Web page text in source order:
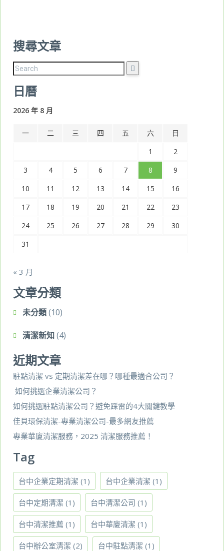
搜尋文章
日曆
2026 年 8 月
一 二 三 四 五 六
日
1
2
3
4 5 6 7 8
9
10
11 12 13 14 15
16
17
18 19 20 21 22
23
24
25 26 27 28 29
30
31
« 3 月
文章分類
未分類(10)
清潔新知(4)
近期文章
駐點清潔 vs 定期清潔差在哪？哪種最適合公司？
如何挑選企業清潔公司？
如何挑選駐點清潔公司？避免踩雷的4大關鍵教學
佳貝環保清潔-專業清潔公司-最多網友推薦
專業華廈清潔服務，2025 清潔服務推薦！
Tag
台中企業定期清潔 (1) 台中企業清潔 (1)
台中定期清潔 (1) 台中清潔公司 (1)
台中清潔推薦 (1) 台中華廈清潔 (1)
台中辦公室清潔 (2) 台中駐點清潔 (1)